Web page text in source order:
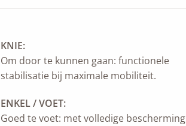
KNIE:
Om door te kunnen gaan: functionele
stabilisatie bij maximale mobiliteit.
ENKEL / VOET:
Goed te voet: met volledige bescherming